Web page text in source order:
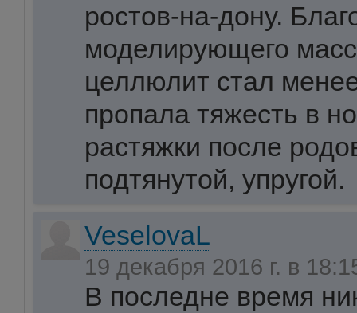
ростов-на-дону.
моделирующего
целлюлит стал
пропала тяжесть в
растяжки после
подтянутой, упругой.
VeselovaL
19 декабря 2016 г. в
В последне время